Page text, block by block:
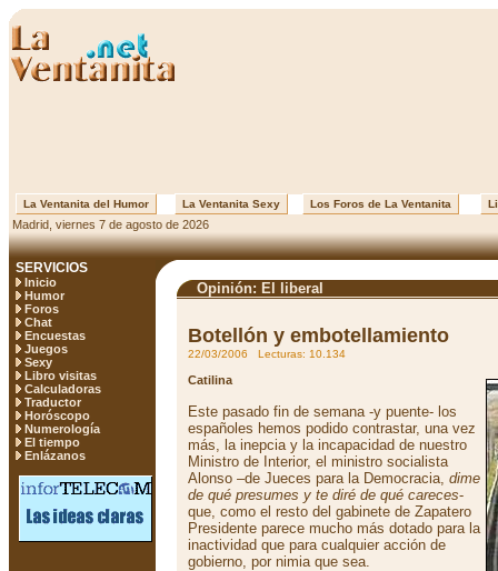
La Ventanita del Humor La Ventanita Sexy Los Foros de La Ventanita
Madrid, viernes 7 de agosto de 2026
SERVICIOS
Inicio
Humor
Foros
Chat
Encuestas
Juegos
Sexy
Libro visitas
Calculadoras
Traductor
Horóscopo
Numerología
El tiempo
Enlázanos
Opinión: El liberal
Botellón y embotellamiento
22/03/2006 Lecturas: 10.134
Catilina
Este pasado fin de semana -y puente- los
españoles hemos podido contrastar, una vez
más, la inepcia y la incapacidad de nuestro
Ministro de Interior, el ministro socialista
Alonso –de Jueces para la Democracia, dime
de qué presumes y te diré de qué careces-
que, como el resto del gabinete de Zapatero
Presidente parece mucho más dotado para la
inactividad que para cualquier acción de
gobierno, por nimia que sea.